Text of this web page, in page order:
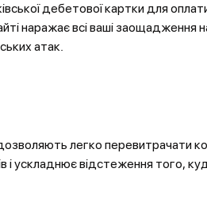
дебетової картки для
наражає всі ваші заощадження
атак.
легко перевитрачати
і ускладнює відстеження того,